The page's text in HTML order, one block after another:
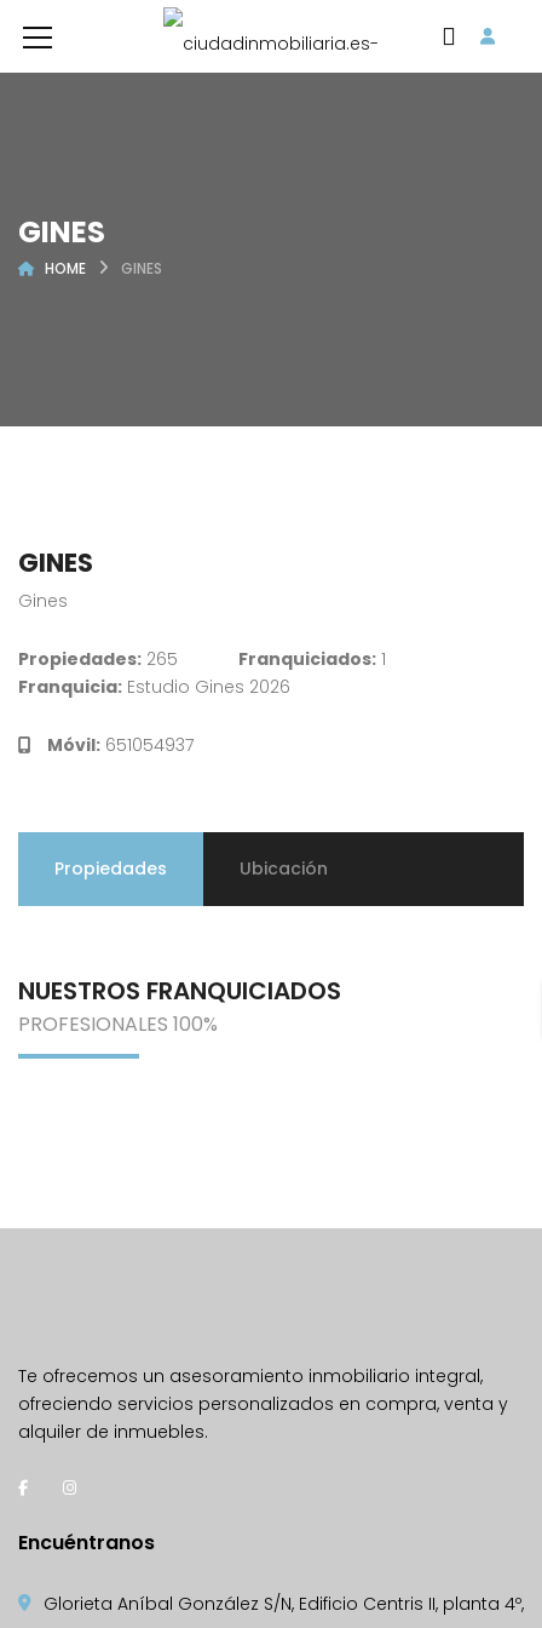
GINES
HOME GINES
GINES
Gines
Propiedades: 265 Franquiciados: 1
Franquicia: Estudio Gines 2026
Móvil: 651054937
Propiedades Ubicación
NUESTROS FRANQUICIADOS
PROFESIONALES 100%
Te ofrecemos un asesoramiento inmobiliario integral,
ofreciendo servicios personalizados en compra, venta y
alquiler de inmuebles.
Encuéntranos
Glorieta Aníbal González S/N, Edificio Centris II, planta 4º,